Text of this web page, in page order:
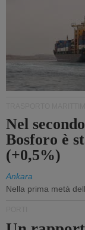
Nel
Bosforo è
(+0,5%)
Ankara
Nella prima metà